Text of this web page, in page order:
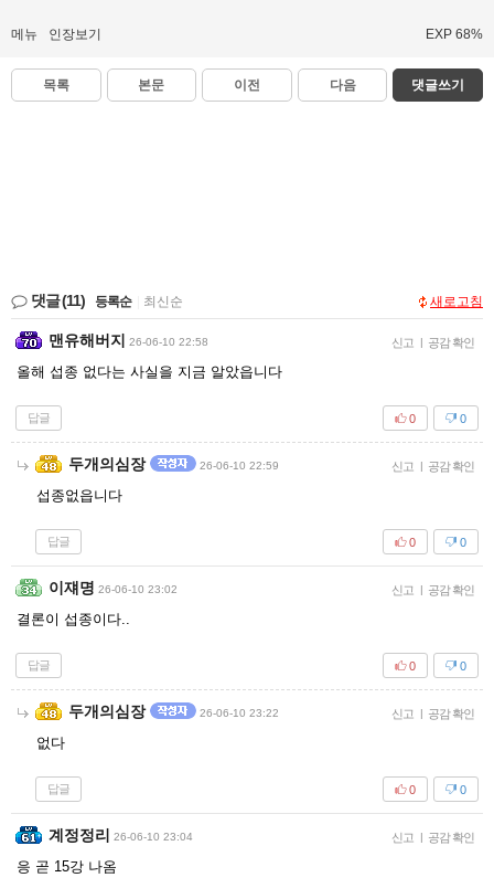
메뉴 인장보기 EXP 68%
목록 본문 이전 다음 댓글쓰기
댓글(11) 등록순 최신순 새로고침
맨유해버지 26-06-10 22:58 신고 | 공감 확인
올해 섭종 없다는 사실을 지금 알았읍니다
답글 0
0
두개의심장 26-06-10 22:59 신고 | 공감 확인
섭종없읍니다
답글 0
0
이쟤명 26-06-10 23:02 신고 | 공감 확인
결론이 섭종이다..
답글 0
0
두개의심장 26-06-10 23:22 신고 | 공감 확인
없다
답글 0
0
계정정리 26-06-10 23:04 신고 | 공감 확인
응 곧 15강 나옴